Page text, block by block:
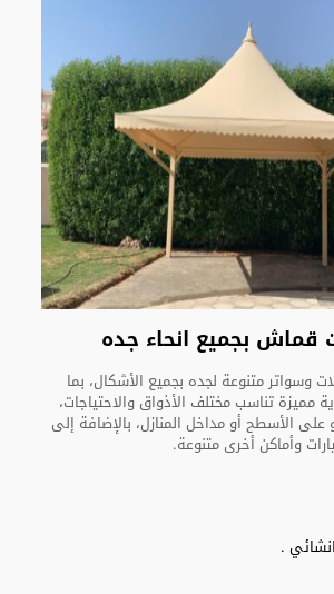
بجميع انحاء جده
متنوعة لجده بجميع الأشكال، بما
تناسب مختلف الأذواق والاحتياجات،
الأسطح أو مداخل المنازل، بالإضافة إلى
وأماكن أخرى متنوعة.
.